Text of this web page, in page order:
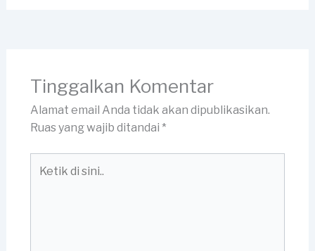
Tinggalkan Komentar
Alamat email Anda tidak akan dipublikasikan.
Ruas yang wajib ditandai *